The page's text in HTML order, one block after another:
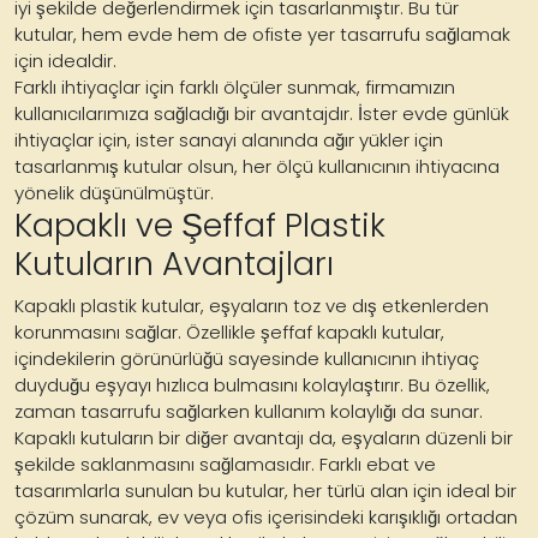
iyi şekilde değerlendirmek için tasarlanmıştır. Bu tür
kutular, hem evde hem de ofiste yer tasarrufu sağlamak
için idealdir.
Farklı ihtiyaçlar için farklı ölçüler sunmak, firmamızın
kullanıcılarımıza sağladığı bir avantajdır. İster evde günlük
ihtiyaçlar için, ister sanayi alanında ağır yükler için
tasarlanmış kutular olsun, her ölçü kullanıcının ihtiyacına
yönelik düşünülmüştür.
Kapaklı ve Şeffaf Plastik
Kutuların Avantajları
Kapaklı plastik kutular, eşyaların toz ve dış etkenlerden
korunmasını sağlar. Özellikle şeffaf kapaklı kutular,
içindekilerin görünürlüğü sayesinde kullanıcının ihtiyaç
duyduğu eşyayı hızlıca bulmasını kolaylaştırır. Bu özellik,
zaman tasarrufu sağlarken kullanım kolaylığı da sunar.
Kapaklı kutuların bir diğer avantajı da, eşyaların düzenli bir
şekilde saklanmasını sağlamasıdır. Farklı ebat ve
tasarımlarla sunulan bu kutular, her türlü alan için ideal bir
çözüm sunarak, ev veya ofis içerisindeki karışıklığı ortadan